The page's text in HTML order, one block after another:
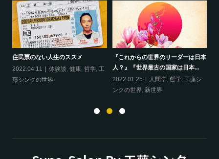
住民票のない人生のススメ
2022.04.11
体験談 健康, 哲学, 工
藤シンクの世界
『これからの世界のリーダーは日本
人？』『世界最古の国家は日本...
2022.01.25
人間学, 哲学, 工藤シ
ンクの世界 新世界